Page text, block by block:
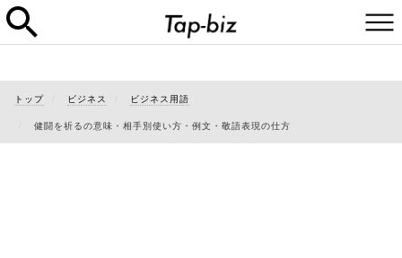
トップ ビジネス ビジネス用語
健闘を祈るの意味・相手別使い方・例文・敬語表現の仕方